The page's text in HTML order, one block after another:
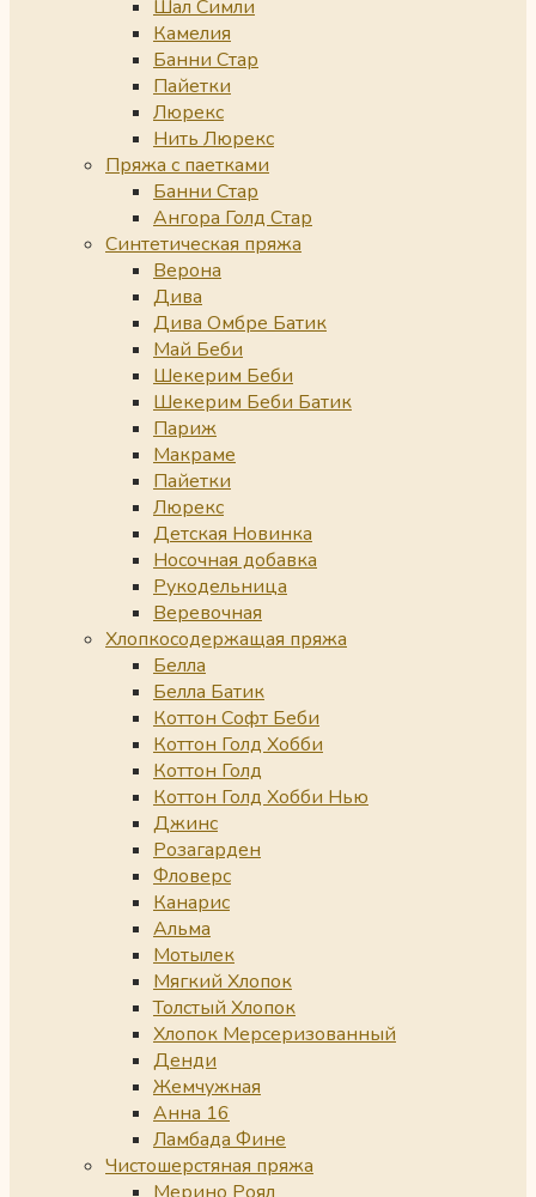
Шал Симли
Камелия
Банни Стар
Пайетки
Люрекс
Нить Люрекс
Пряжа с паетками
Банни Стар
Ангора Голд Стар
Синтетическая пряжа
Верона
Дива
Дива Омбре Батик
Май Беби
Шекерим Беби
Шекерим Беби Батик
Париж
Макраме
Пайетки
Люрекс
Детская Новинка
Носочная добавка
Рукодельница
Веревочная
Хлопкосодержащая пряжа
Белла
Белла Батик
Коттон Софт Беби
Коттон Голд Хобби
Коттон Голд
Коттон Голд Хобби Нью
Джинс
Розагарден
Фловерс
Канарис
Альма
Мотылек
Мягкий Хлопок
Толстый Хлопок
Хлопок Мерсеризованный
Денди
Жемчужная
Анна 16
Ламбада Фине
Чистошерстяная пряжа